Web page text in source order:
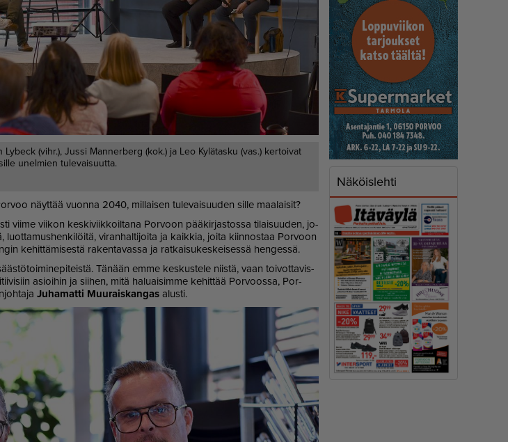
(vihr.), Jussi Mannerberg (kok.) ja Leo Kylätasku (vas.) kertoivat
unelmien tulevaisuutta.
näyt­tää vuon­na 2040, mil­lai­sen tu­le­vai­suu­den sil­le maa­lai­sit?
vii­me vii­kon kes­ki­viik­koil­ta­na Por­voon pää­kir­jas­tos­sa ti­lai­suu­den, jo­
luot­ta­mus­hen­ki­löi­tä, vi­ran­hal­ti­joi­ta ja kaik­kia, joi­ta kiin­nos­taa Por­voon
ke­hit­tä­mi­ses­tä ra­ken­ta­vas­sa ja rat­kai­su­kes­kei­ses­sä hen­ges­sä.
Tä­nään em­me kes­kus­te­le niis­tä, vaan toi­vot­ta­vis­
asi­oi­hin ja sii­hen, mitä ha­lu­ai­sim­me ke­hit­tää Por­voos­sa, Por­
Ju­ha­mat­ti Muu­rais­kan­gas alus­ti.
Näköislehti